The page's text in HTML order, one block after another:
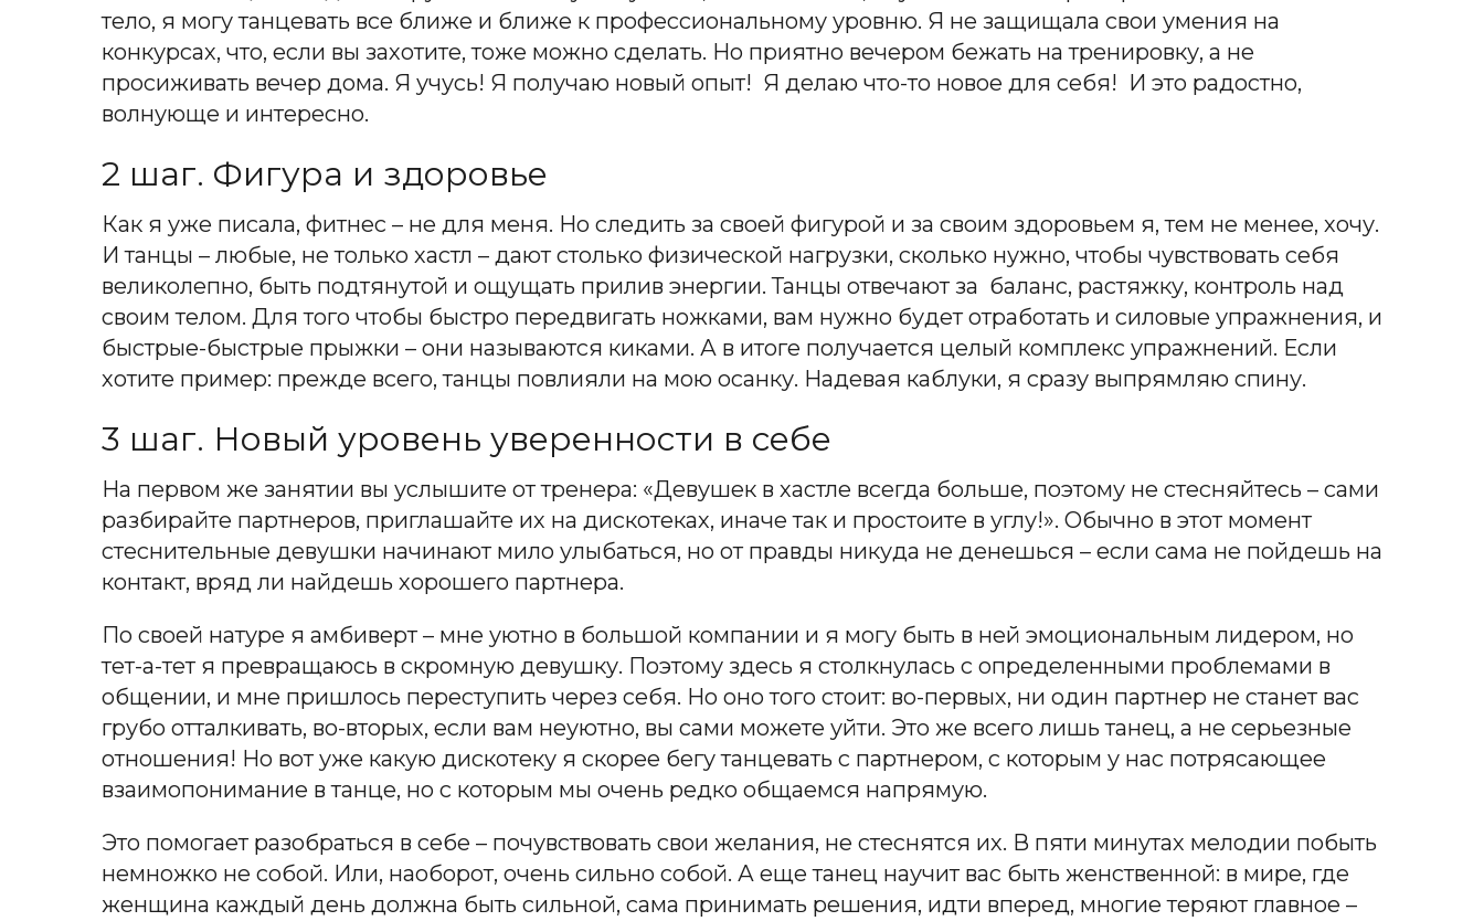
тело, я могу танцевать все ближе и ближе к профессиональному уровню. Я не защищала свои умения на
конкурсах, что, если вы захотите, тоже можно сделать. Но приятно вечером бежать на тренировку, а не
просиживать вечер дома. Я учусь! Я получаю новый опыт! Я делаю что-то новое для себя! И это радостно,
волнующе и интересно.
2 шаг. Фигура и здоровье
Как я уже писала, фитнес – не для меня. Но следить за своей фигурой и за своим здоровьем я, тем не менее, хочу.
И танцы – любые, не только хастл – дают столько физической нагрузки, сколько нужно, чтобы чувствовать себя
великолепно, быть подтянутой и ощущать прилив энергии. Танцы отвечают за баланс, растяжку, контроль над
своим телом. Для того чтобы быстро передвигать ножками, вам нужно будет отработать и силовые упражнения, и
быстрые-быстрые прыжки – они называются киками. А в итоге получается целый комплекс упражнений. Если
хотите пример: прежде всего, танцы повлияли на мою осанку. Надевая каблуки, я сразу выпрямляю спину.
3 шаг. Новый уровень уверенности в себе
На первом же занятии вы услышите от тренера: «Девушек в хастле всегда больше, поэтому не стесняйтесь – сами
разбирайте партнеров, приглашайте их на дискотеках, иначе так и простоите в углу!». Обычно в этот момент
стеснительные девушки начинают мило улыбаться, но от правды никуда не денешься – если сама не пойдешь на
контакт, вряд ли найдешь хорошего партнера.
По своей натуре я амбиверт – мне уютно в большой компании и я могу быть в ней эмоциональным лидером, но
тет-а-тет я превращаюсь в скромную девушку. Поэтому здесь я столкнулась с определенными проблемами в
общении, и мне пришлось переступить через себя. Но оно того стоит: во-первых, ни один партнер не станет вас
грубо отталкивать, во-вторых, если вам неуютно, вы сами можете уйти. Это же всего лишь танец, а не серьезные
отношения! Но вот уже какую дискотеку я скорее бегу танцевать с партнером, с которым у нас потрясающее
взаимопонимание в танце, но с которым мы очень редко общаемся напрямую.
Это помогает разобраться в себе – почувствовать свои желания, не стеснятся их. В пяти минутах мелодии побыть
немножко не собой. Или, наоборот, очень сильно собой. А еще танец научит вас быть женственной: в мире, где
женщина каждый день должна быть сильной, сама принимать решения, идти вперед, многие теряют главное –